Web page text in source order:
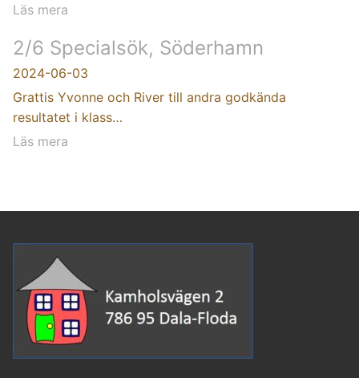
Läs mera
2/6 Specialsök, Söderhamn
2024-06-03
Grattis Yvonne och River till andra godkända
resultatet i klass…
Läs mera